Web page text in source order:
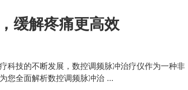
缓解疼痛更高效
科技的不断发展，数控调频脉冲治疗仪作为一种非
您全面解析数控调频脉冲治 …